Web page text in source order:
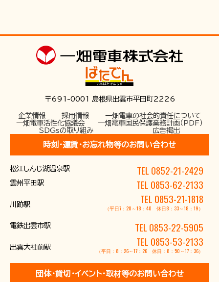
FAX 0853-62-3384
〒691-0001 島根県出雲市平田町2226
企業情報 採用情報
一畑電車の社会的責任について
一畑電車活性化協議会
一畑電車国民保護業務計画（PDF）
SDGsの取り組み
広告掲出
時刻･運賃･お忘れ物等のお問い合わせ
松江しんじ湖温泉駅 TEL 0852-21-2429
雲州平田駅 TEL 0853-62-2133
川跡駅 TEL 0853-21-1818
（平日7：20～18：40 休日8：33～18：19）
電鉄出雲市駅 TEL 0853-22-5905
出雲大社前駅 TEL 0853-53-2133
（平日：8：26～17：26 休日：8：50～17：36）
団体･貸切･イベント･取材等のお問い合わせ